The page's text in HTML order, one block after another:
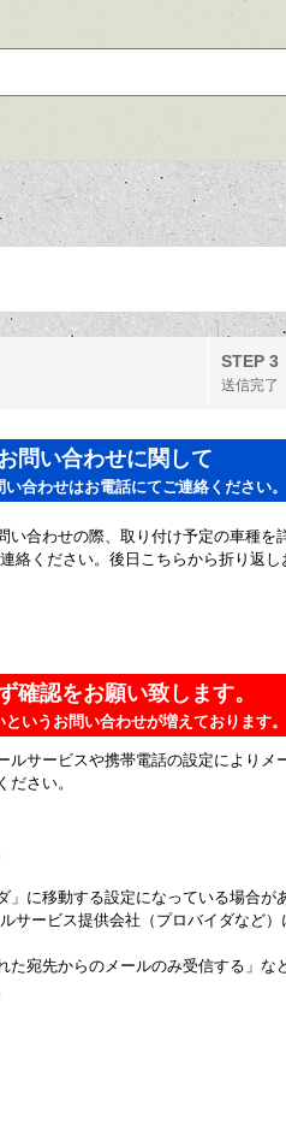
STEP 3
送信完了
問い合わせに関して
合わせはお電話にてご連絡ください。
い合わせの際、取り付け予定の車種
ください。後日こちらから折り返
確認をお願い致します。
いうお問い合わせが増えております。
サービスや携帯電話の設定によりメ
さい。
に移動する設定になっている場合が
ービス提供会社（プロバイダなど）
宛先からのメールのみ受信する」な